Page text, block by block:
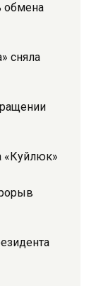
обмена
сняла
«Куйлюк»